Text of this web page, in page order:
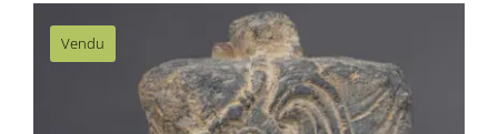
Vendu